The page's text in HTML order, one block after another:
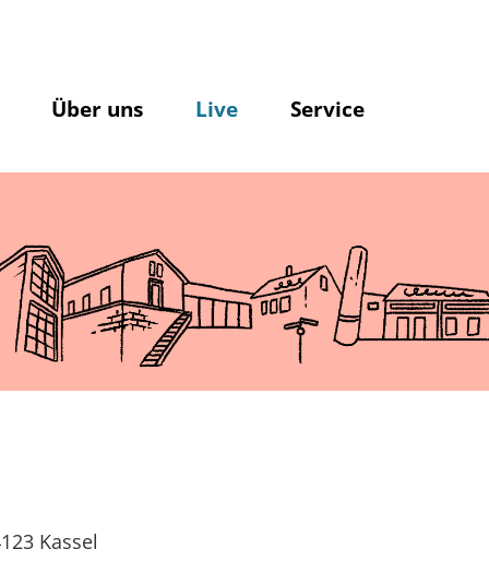
Über uns Live Service
Kassel